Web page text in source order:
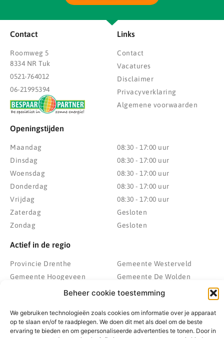
Beheer cookie toestemming
We gebruiken technologieën zoals cookies om informatie over je apparaat
op te slaan en/of te raadplegen. We doen dit met als doel om de beste
ervaring te bieden en om gepersonaliseerde advertenties te tonen. Door in
Contact
Roomweg 5
8334 NR Tuk
0521-764012
06-21995394
Links
Contact
Vacatures
Disclaimer
Privacyverklaring
Algemene voorwaarden
Openingstijden
Maandag
Dinsdag
Woensdag
Donderdag
Vrijdag
Zaterdag
Zondag
08:30 - 17:00 uur
08:30 - 17:00 uur
08:30 - 17:00 uur
08:30 - 17:00 uur
08:30 - 17:00 uur
Gesloten
Gesloten
Actief in de regio
Provincie Drenthe
Gemeente Hoogeveen
Gemeente Meppel
Gemeente Noordenveld
Gemeente Noordoostpolder
Gemeente Westerveld
Gemeente De Wolden
Zwolle
Kampen
Emmeloord